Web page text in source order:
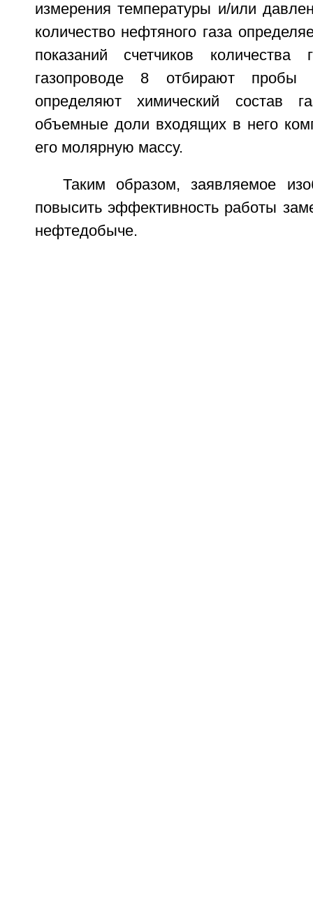
измерения температуры и/или
количество нефтяного газа
показаний счетчиков
газопроводе 8 отбирают пробы
определяют химический состав
объемные доли входящих в него
его молярную массу.
Таким образом, заявляемое
повысить эффективность работы
нефтедобыче.